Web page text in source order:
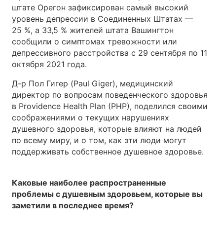
штате Орегон зафиксирован самый высокий
уровень депрессии в Соединенных Штатах —
25 %, а 33,5 % жителей штата Вашингтон
сообщили о симптомах тревожности или
депрессивного расстройства с 29 сентября по 11
октября 2021 года.
Д-р Пол Гигер (Paul Giger), медицинский
директор по вопросам поведенческого здоровья
в Providence Health Plan (PHP), поделился своими
соображениями о текущих нарушениях
душевного здоровья, которые влияют на людей
по всему миру, и о том, как эти люди могут
поддерживать собственное душевное здоровье.
Каковые наиболее распространенные
проблемы с душевным здоровьем, которые вы
заметили в последнее время?